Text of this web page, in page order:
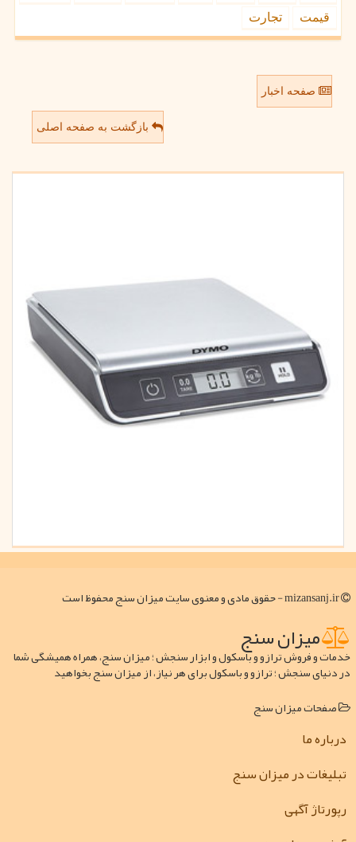
قیمت
تجارت
صفحه اخبار
بازگشت به صفحه اصلی
میزان سنج
خدمات و فروش ترازو و باسکول و ابزار سنجش ؛ میزان سنج، همراه همیشگی شما
در دنیای سنجش ؛ ترازو و باسکول برای هر نیاز، از میزان سنج بخواهید
صفحات میزان سنج
درباره ما
تبلیغات در میزان سنج
رپورتاژ آگهی